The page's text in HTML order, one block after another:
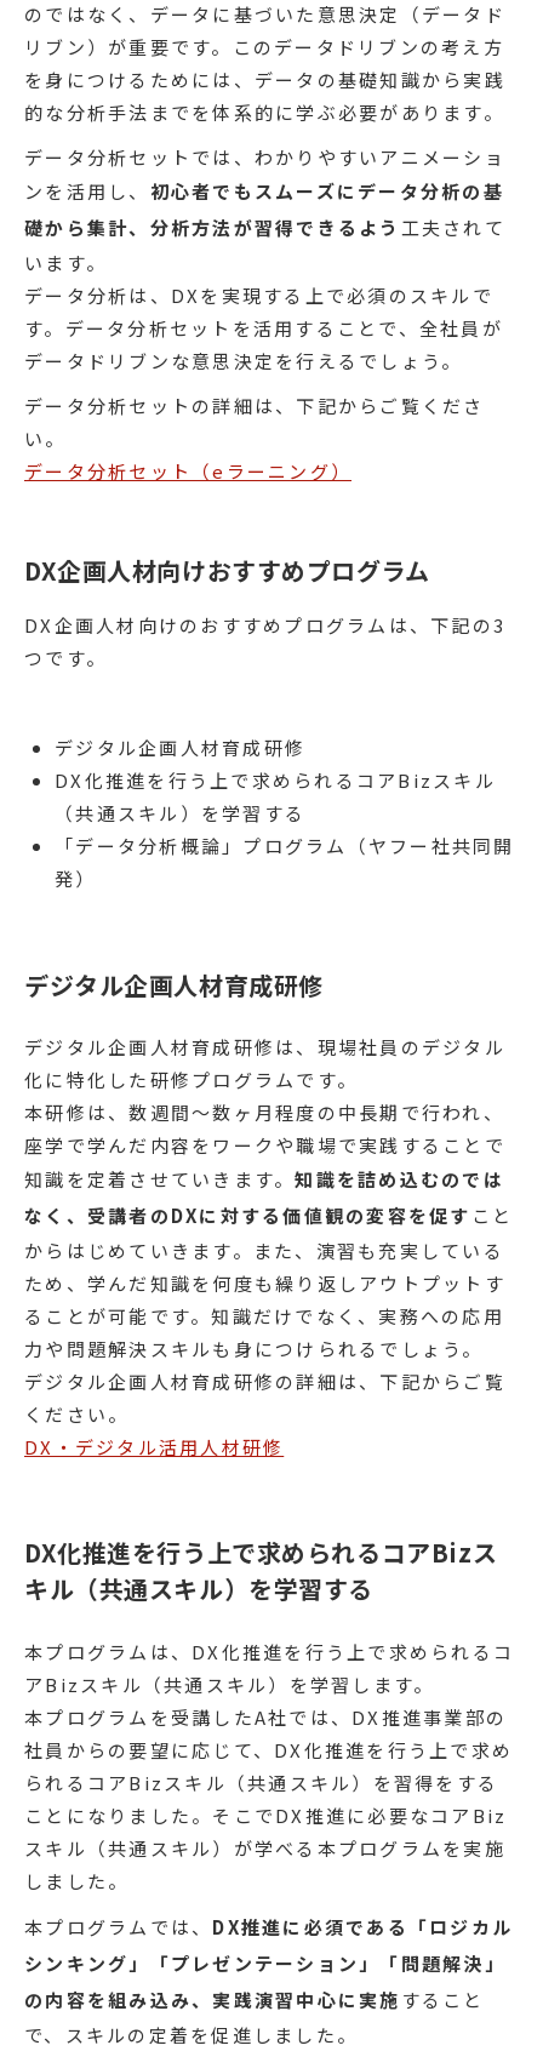
のではなく、データに基づいた意思決定（データド
リブン）が重要です。このデータドリブンの考え方
を身につけるためには、データの基礎知識から実践
的な分析手法までを体系的に学ぶ必要があります。
データ分析セットでは、わかりやすいアニメーショ
ンを活用し、 初心者でもスムーズにデータ分析の基
礎から集計、分析方法が習得できるよう 工夫されて
います。
データ分析は、DXを実現する上で必須のスキルで
す。データ分析セットを活用することで、全社員が
データドリブンな意思決定を行えるでしょう。
データ分析セットの詳細は、下記からご覧くださ
い。
データ分析セット（eラーニング）
DX企画人材向けおすすめプログラム
DX企画人材向けのおすすめプログラムは、下記の3
つです。
デジタル企画人材育成研修
DX化推進を行う上で求められるコアBizスキル
（共通スキル）を学習する
「データ分析概論」プログラム（ヤフー社共同開
発）
デジタル企画人材育成研修
デジタル企画人材育成研修は、現場社員のデジタル
化に特化した研修プログラムです。
本研修は、数週間〜数ヶ月程度の中長期で行われ、
座学で学んだ内容をワークや職場で実践することで
知識を定着させていきます。知識を詰め込むのでは
なく、受講者のDXに対する価値観の変容を促す こと
からはじめていきます。また、演習も充実している
ため、学んだ知識を何度も繰り返しアウトプットす
ることが可能です。知識だけでなく、実務への応用
力や問題解決スキルも身につけられるでしょう。
デジタル企画人材育成研修の詳細は、下記からご覧
ください。
DX・デジタル活用人材研修
DX化推進を行う上で求められるコアBizス
キル（共通スキル）を学習する
本プログラムは、DX化推進を行う上で求められるコ
アBizスキル（共通スキル）を学習します。
本プログラムを受講したA社では、DX推進事業部の
社員からの要望に応じて、DX化推進を行う上で求め
られるコアBizスキル（共通スキル）を習得をする
ことになりました。そこでDX推進に必要なコアBiz
スキル（共通スキル）が学べる本プログラムを実施
しました。
本プログラムでは、 DX推進に必須である「ロジカル
シンキング」「プレゼンテーション」「問題解決」
の内容を組み込み、実践演習中心に実施 すること
で、スキルの定着を促進しました。